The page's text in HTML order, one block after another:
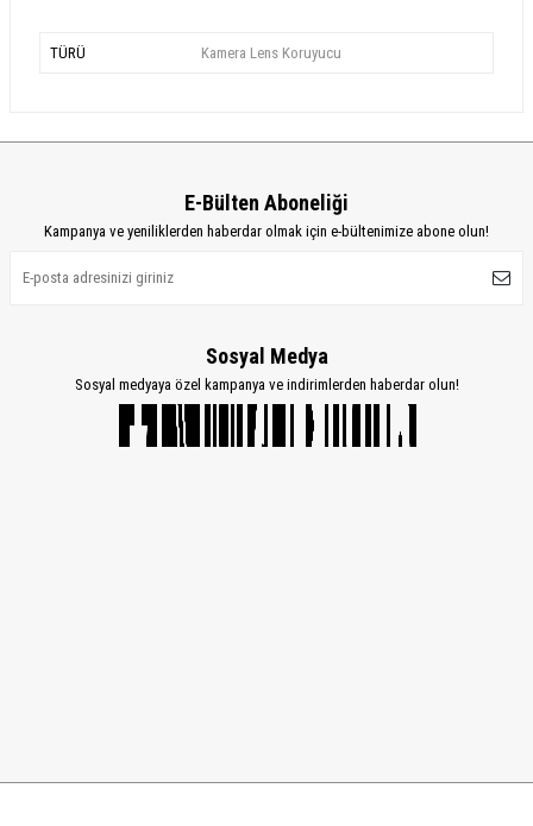
TÜRÜ Kamera Lens Koruyucu
E-Bülten Aboneliği
Kampanya ve yeniliklerden haberdar olmak için e-bültenimize abone olun!
Sosyal Medya
Sosyal medyaya özel kampanya ve indirimlerden haberdar olun!